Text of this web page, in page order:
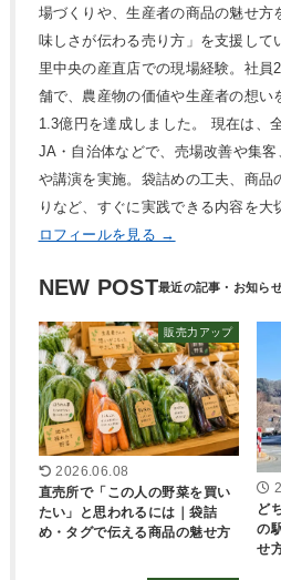
場づくりや、生産者の商品の魅せ方
味しさが伝わる売り方」を支援して
里中央の産直店での現場経験。社員
舗で、農産物の価値や生産者の想い
1.3億円を達成しました。 現在は、
JA・自治体などで、売場改善や集
や講演を実施。袋詰めの工夫、商品
りなど、すぐに実践できる内容を
ロフィールを見る →
NEW POST
販売力アップ
2026.06.08
直売所で「この人の野菜を買い
たい」と思われるには｜袋詰
め・タグで伝える商品の魅せ方
ど
の
せ